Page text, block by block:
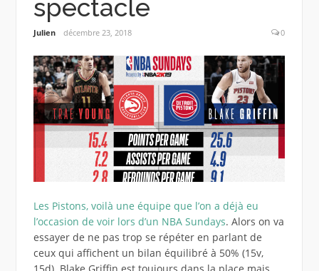
spectacle
Julien décembre 23, 2018 0
Les Pistons, voilà une équipe que l’on a déjà eu
l’occasion de voir lors d’un NBA Sundays. Alors on va
essayer de ne pas trop se répéter en parlant de
ceux qui affichent un bilan équilibré à 50% (15v,